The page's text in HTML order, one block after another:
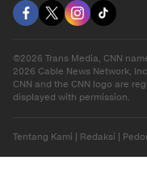
©2026 Trans Media, CNN
2026 Cable News Network,
CNN and the CNN logo are
displayed with permission.
Tentang Kami Redaksi